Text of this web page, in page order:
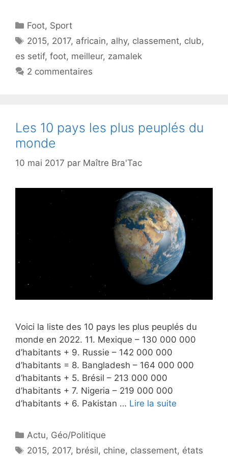
Catégories
Foot, Sport
Étiquettes
2015, 2017, africain, alhy, classement, club,
es setif, foot, meilleur, zamalek
2 commentaires
Les 10 pays les plus peuplés du
monde
10 mai 2017 par Maître Bra'Tac
Voici la liste des 10 pays les plus peuplés du
monde en 2022. 11. Mexique – 130 000 000
d’habitants + 9. Russie – 142 000 000
d’habitants = 8. Bangladesh – 164 000 000
d’habitants + 5. Brésil – 213 000 000
d’habitants + 7. Nigeria – 219 000 000
d’habitants + 6. Pakistan … Lire la suite
Catégories
Actu, Géo/Politique
Étiquettes
2015, 2017, brésil, chine, classement, états